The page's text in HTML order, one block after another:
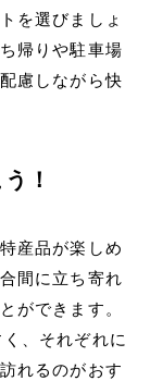
を選びましょ
帰りや駐車場
慮しながら快
！
産品が楽しめ
間に立ち寄れ
ができます。
、それぞれに
れるのがおす